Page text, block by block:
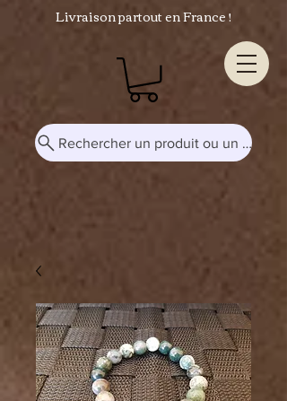
Livraison partout en France !
Rechercher un produit ou un mot-